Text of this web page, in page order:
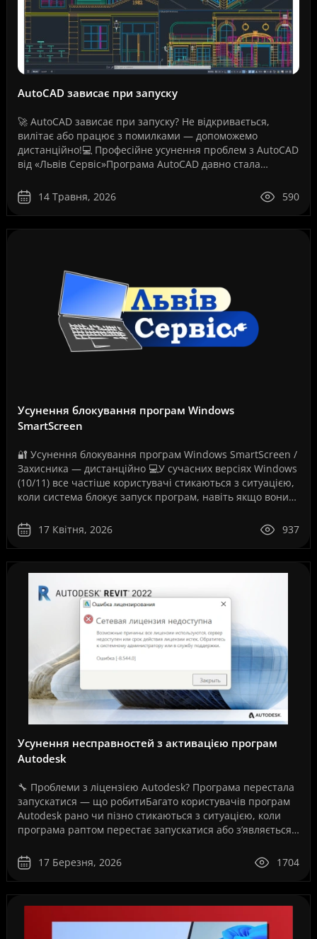
AutoCAD зависає при запуску
🚀 AutoCAD зависає при запуску? Не відкривається,
вилітає або працює з помилками — допоможемо
дистанційно!💻 Професійне усунення проблем з AutoCAD
від «Львів Сервіс»Програма AutoCAD давно стала
проект..14 Травня, 2026 590
Усунення блокування програм Windows
SmartScreen
🔐 Усунення блокування програм Windows SmartScreen /
Захисника — дистанційно 💻У сучасних версіях Windows
(10/11) все частіше користувачі стикаються з ситуацією,
коли система блокує запуск програм, навіть якщо вони
17 Квітня, 2026
937
Усунення несправностей з активацією програм
Autodesk
🔧 Проблеми з ліцензією Autodesk? Програма перестала
запускатися — що робитиБагато користувачів програм
Autodesk рано чи пізно стикаються з ситуацією, коли
програма раптом перестає запускатися або з’являється
17 Березня, 2026
1704